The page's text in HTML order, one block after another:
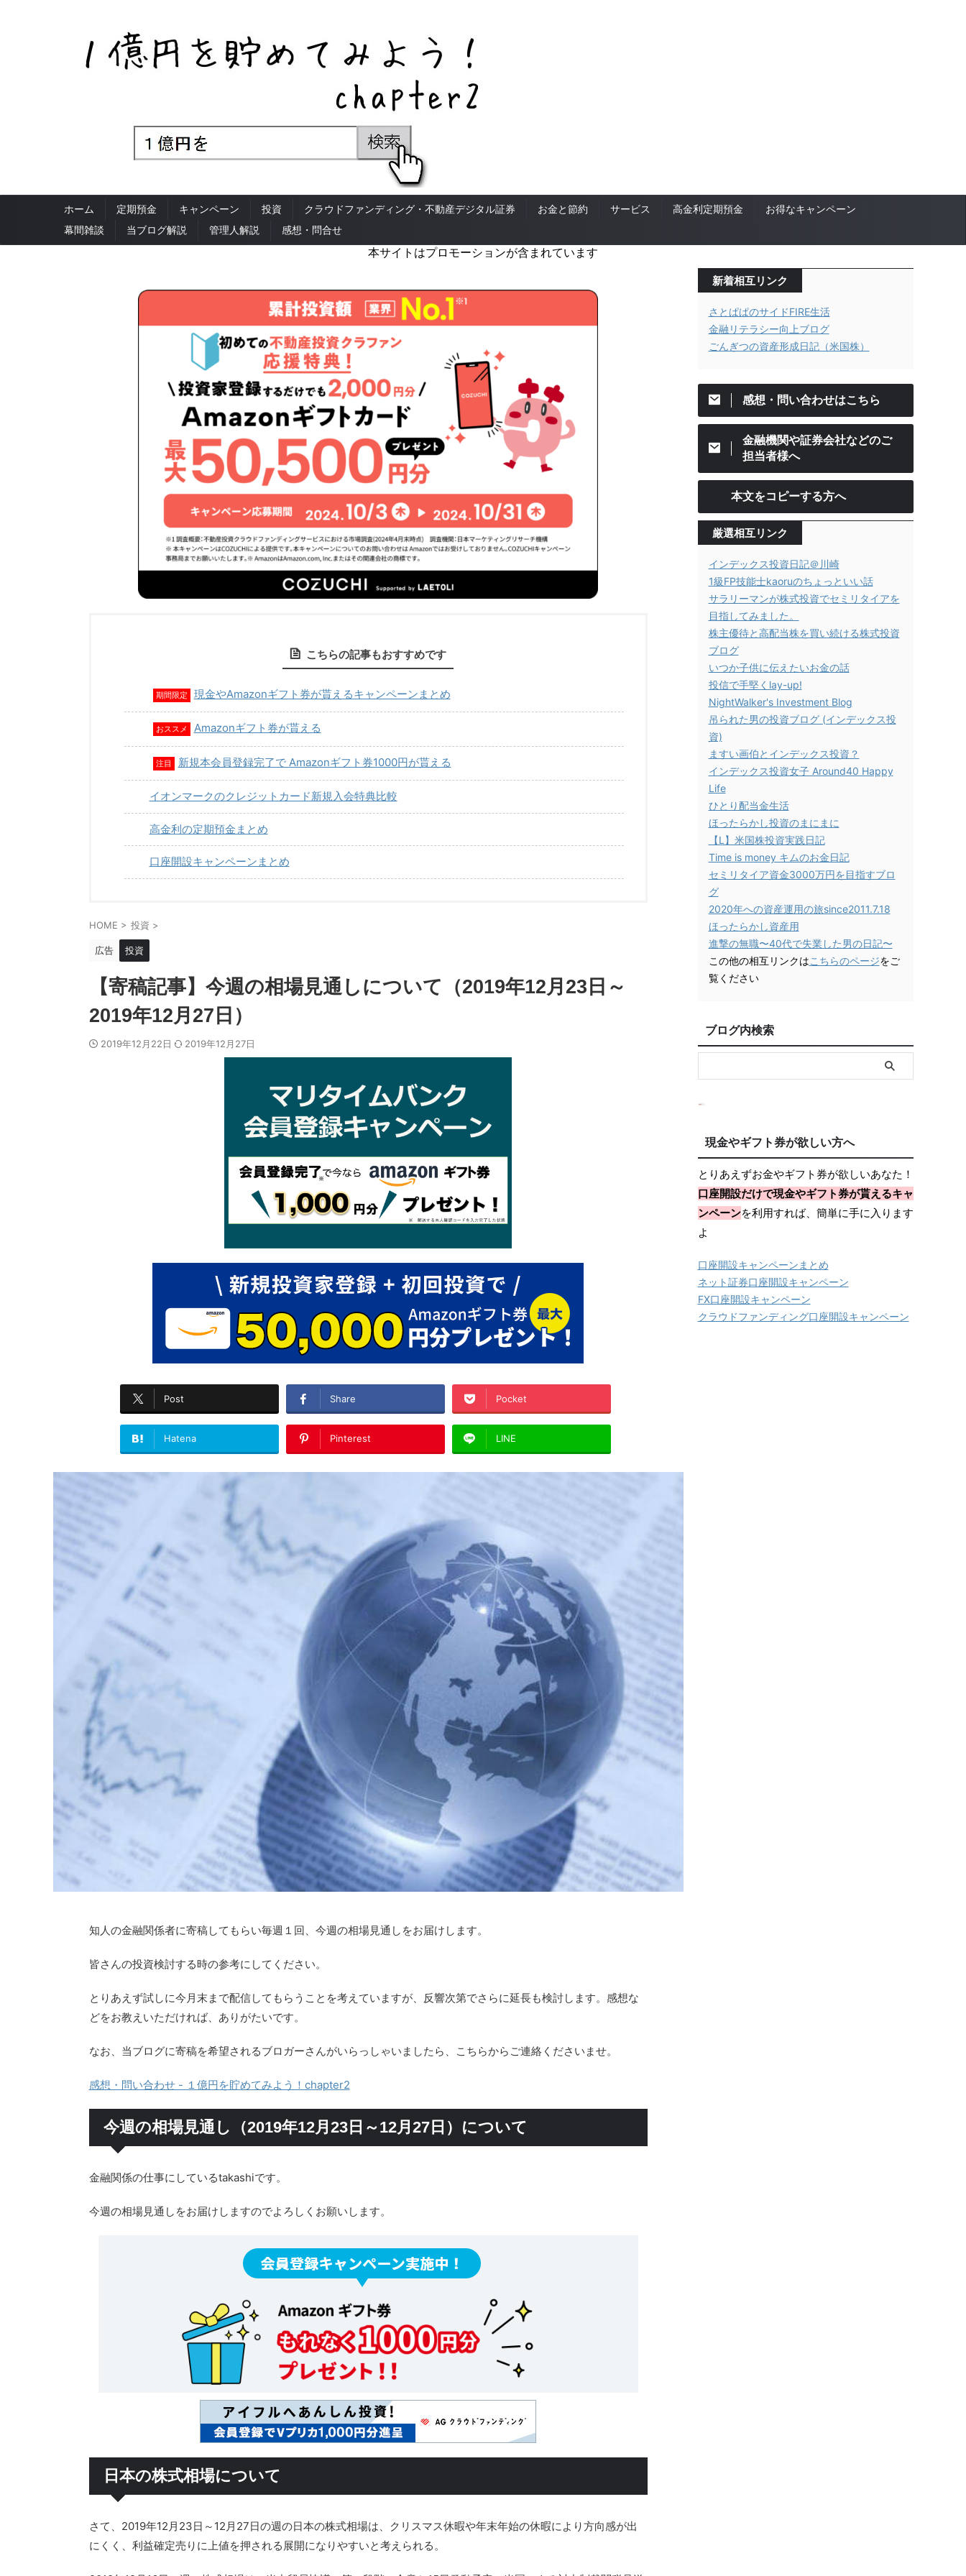
ホーム 定期預金 キャンペーン 投資 クラウドファンディング・不動産デジタル証券 お金と節約 サービス 高金利定期預金
お得なキャンペーン
幕間雑談
当ブログ解説 管理人解説 感想・問合せ
本サイトはプロモーションが含まれています
こちらの記事もおすすめです
期間限定 現金やAmazonギフト券が貰えるキャンペーンまとめ
おススメ Amazonギフト券が貰える
注目 新規本会員登録完了で Amazonギフト券1000円が貰える
イオンマークのクレジットカード新規入会特典比較
高金利の定期預金まとめ
口座開設キャンペーンまとめ
HOME > 投資 >
広告 投資
【寄稿記事】今週の相場見通しについて（2019年12月23日～
2019年12月27日）
2019年12月22日 2019年12月27日
Post Share Pocket
Hatena Pinterest LINE
知人の金融関係者に寄稿してもらい毎週１回、今週の相場見通しをお届けします。
皆さんの投資検討する時の参考にしてください。
とりあえず試しに今月末まで配信してもらうことを考えていますが、反響次第でさらに延長も検討します。感想な
どをお教えいただければ、ありがたいです。
なお、当ブログに寄稿を希望されるブロガーさんがいらっしゃいましたら、こちらからご連絡くださいませ。
感想・問い合わせ - １億円を貯めてみよう！chapter2
今週の相場見通し（2019年12月23日～12月27日）について
金融関係の仕事にしているtakashiです。
今週の相場見通しをお届けしますのでよろしくお願いします。
日本の株式相場について
さて、2019年12月23日～12月27日の週の日本の株式相場は、クリスマス休暇や年末年始の休暇により方向感が出
にくく、利益確定売りに上値を押される展開になりやすいと考えられる。
新着相互リンク
さとぱぱのサイドFIRE生活
金融リテラシー向上ブログ
ごんぎつの資産形成日記（米国株）
感想・問い合わせはこちら
金融機関や証券会社などのご
担当者様へ
本文をコピーする方へ
厳選相互リンク
インデックス投資日記＠川崎
1級FP技能士kaoruのちょっといい話
サラリーマンが株式投資でセミリタイアを
目指してみました。
株主優待と高配当株を買い続ける株式投資
ブログ
いつか子供に伝えたいお金の話
投信で手堅くlay-up!
NightWalker's Investment Blog
吊られた男の投資ブログ (インデックス投
資)
ますい画伯とインデックス投資？
インデックス投資女子 Around40 Happy
Life
ひとり配当金生活
ほったらかし投資のまにまに
【L】米国株投資実践日記
Time is money キムのお金日記
セミリタイア資金3000万円を目指すブロ
グ
2020年への資産運用の旅since2011.7.18
ほったらかし資産用
進撃の無職〜40代で失業した男の日記〜
この他の相互リンクはこちらのページをご
覧ください
ブログ内検索
現金やギフト券が欲しい方へ
とりあえずお金やギフト券が欲しいあなた！
口座開設だけで現金やギフト券が貰えるキャ
ンペーンを利用すれば、簡単に手に入ります
よ
口座開設キャンペーンまとめ
ネット証券口座開設キャンペーン
FX口座開設キャンペーン
クラウドファンディング口座開設キャンペーン